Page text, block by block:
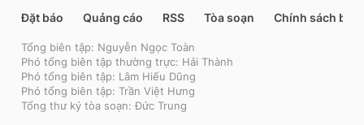
Đặt báo Quảng cáo RSS Tòa soạn Chính sách bảo
Tổng biên tập: Nguyễn Ngọc Toàn
Phó tổng biên tập thường trực: Hải Thành
Phó tổng biên tập: Lâm Hiếu Dũng
Phó tổng biên tập: Trần Việt Hưng
Tổng thư ký tòa soạn: Đức Trung